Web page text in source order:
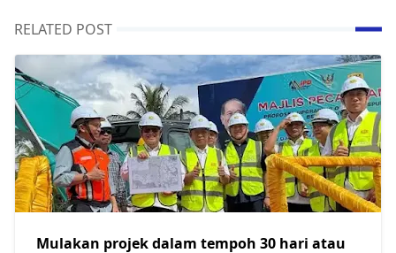
RELATED POST
Mulakan projek dalam tempoh 30 hari atau